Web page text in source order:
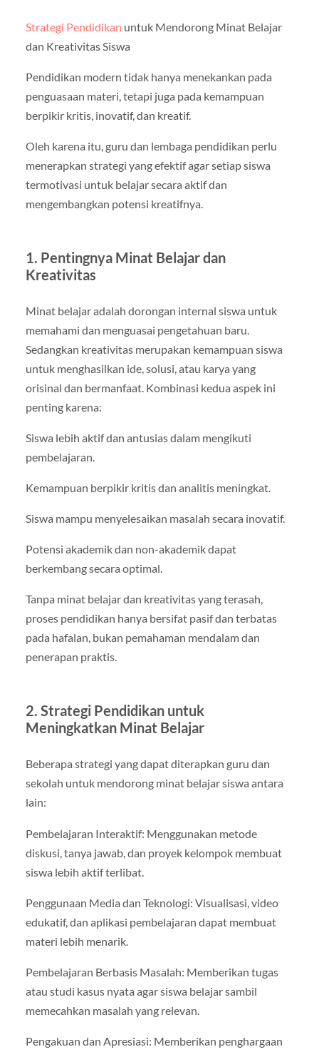
Strategi Pendidikan untuk Mendorong Minat Belajar
dan Kreativitas Siswa
Pendidikan modern tidak hanya menekankan pada
penguasaan materi, tetapi juga pada kemampuan
berpikir kritis, inovatif, dan kreatif.
Oleh karena itu, guru dan lembaga pendidikan perlu
menerapkan strategi yang efektif agar setiap siswa
termotivasi untuk belajar secara aktif dan
mengembangkan potensi kreatifnya.
1. Pentingnya Minat Belajar dan
Kreativitas
Minat belajar adalah dorongan internal siswa untuk
memahami dan menguasai pengetahuan baru.
Sedangkan kreativitas merupakan kemampuan siswa
untuk menghasilkan ide, solusi, atau karya yang
orisinal dan bermanfaat. Kombinasi kedua aspek ini
penting karena:
Siswa lebih aktif dan antusias dalam mengikuti
pembelajaran.
Kemampuan berpikir kritis dan analitis meningkat.
Siswa mampu menyelesaikan masalah secara inovatif.
Potensi akademik dan non-akademik dapat
berkembang secara optimal.
Tanpa minat belajar dan kreativitas yang terasah,
proses pendidikan hanya bersifat pasif dan terbatas
pada hafalan, bukan pemahaman mendalam dan
penerapan praktis.
2. Strategi Pendidikan untuk
Meningkatkan Minat Belajar
Beberapa strategi yang dapat diterapkan guru dan
sekolah untuk mendorong minat belajar siswa antara
lain:
Pembelajaran Interaktif: Menggunakan metode
diskusi, tanya jawab, dan proyek kelompok membuat
siswa lebih aktif terlibat.
Penggunaan Media dan Teknologi: Visualisasi, video
edukatif, dan aplikasi pembelajaran dapat membuat
materi lebih menarik.
Pembelajaran Berbasis Masalah: Memberikan tugas
atau studi kasus nyata agar siswa belajar sambil
memecahkan masalah yang relevan.
Pengakuan dan Apresiasi: Memberikan penghargaan